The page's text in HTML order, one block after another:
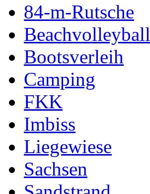
84-m-Rutsche
Beachvolleyball
Bootsverleih
Camping
FKK
Imbiss
Liegewiese
Sachsen